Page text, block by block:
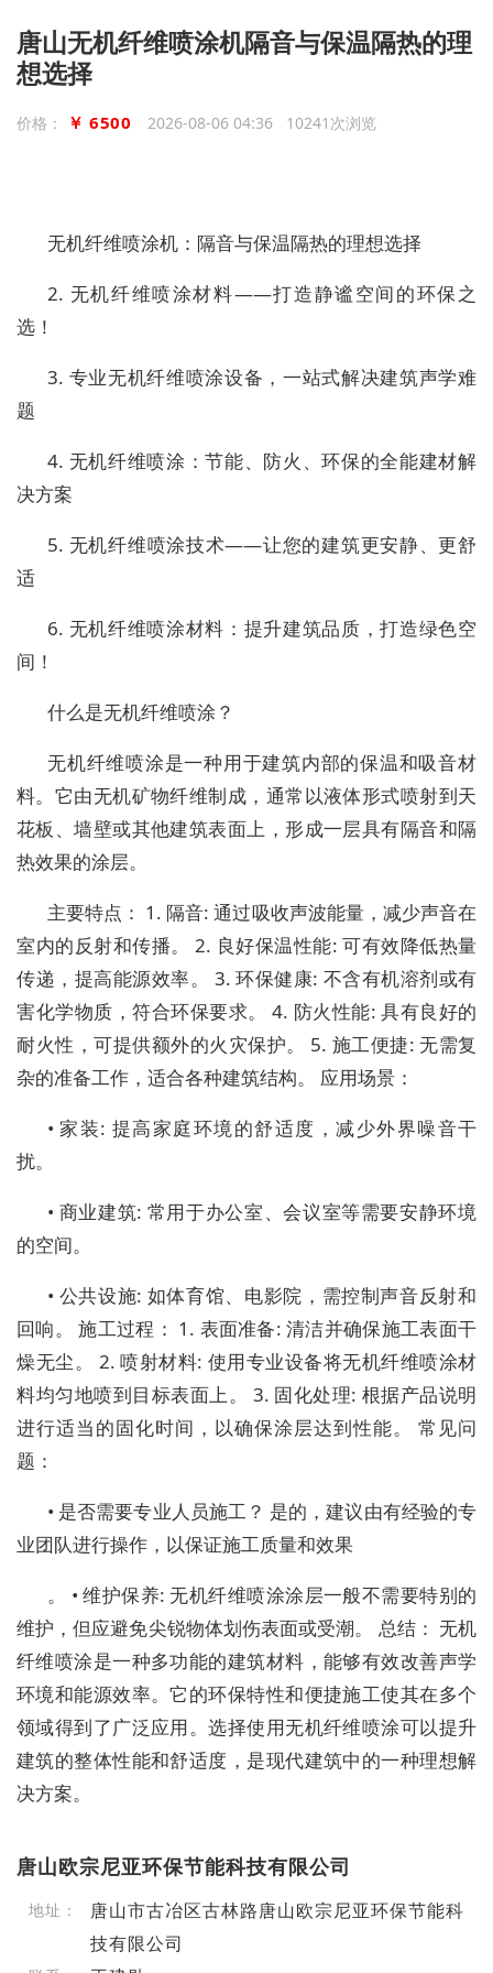
唐山无机纤维喷涂机隔音与保温隔热的理
想选择
价格： ￥ 6500 2026-08-06 04:36 10241次浏览
无机纤维喷涂机：隔音与保温隔热的理想选择
2. 无机纤维喷涂材料——打造静谧空间的环保之
选！
3. 专业无机纤维喷涂设备，一站式解决建筑声学难
题
4. 无机纤维喷涂：节能、防火、环保的全能建材解
决方案
5. 无机纤维喷涂技术——让您的建筑更安静、更舒
适
6. 无机纤维喷涂材料：提升建筑品质，打造绿色空
间！
什么是无机纤维喷涂？
无机纤维喷涂是一种用于建筑内部的保温和吸音材
料。它由无机矿物纤维制成，通常以液体形式喷射到天
花板、墙壁或其他建筑表面上，形成一层具有隔音和隔
热效果的涂层。
主要特点： 1. 隔音: 通过吸收声波能量，减少声音在
室内的反射和传播。 2. 良好保温性能: 可有效降低热量
传递，提高能源效率。 3. 环保健康: 不含有机溶剂或有
害化学物质，符合环保要求。 4. 防火性能: 具有良好的
耐火性，可提供额外的火灾保护。 5. 施工便捷: 无需复
杂的准备工作，适合各种建筑结构。 应用场景：
• 家装: 提高家庭环境的舒适度，减少外界噪音干
扰。
• 商业建筑: 常用于办公室、会议室等需要安静环境
的空间。
• 公共设施: 如体育馆、电影院，需控制声音反射和
回响。 施工过程： 1. 表面准备: 清洁并确保施工表面干
燥无尘。 2. 喷射材料: 使用专业设备将无机纤维喷涂材
料均匀地喷到目标表面上。 3. 固化处理: 根据产品说明
进行适当的固化时间，以确保涂层达到性能。 常见问
题：
• 是否需要专业人员施工？ 是的，建议由有经验的专
业团队进行操作，以保证施工质量和效果
。 • 维护保养: 无机纤维喷涂涂层一般不需要特别的
维护，但应避免尖锐物体划伤表面或受潮。 总结： 无机
纤维喷涂是一种多功能的建筑材料，能够有效改善声学
环境和能源效率。它的环保特性和便捷施工使其在多个
领域得到了广泛应用。选择使用无机纤维喷涂可以提升
建筑的整体性能和舒适度，是现代建筑中的一种理想解
决方案。
唐山欧宗尼亚环保节能科技有限公司
地址：
唐山市古冶区古林路唐山欧宗尼亚环保节能科
技有限公司